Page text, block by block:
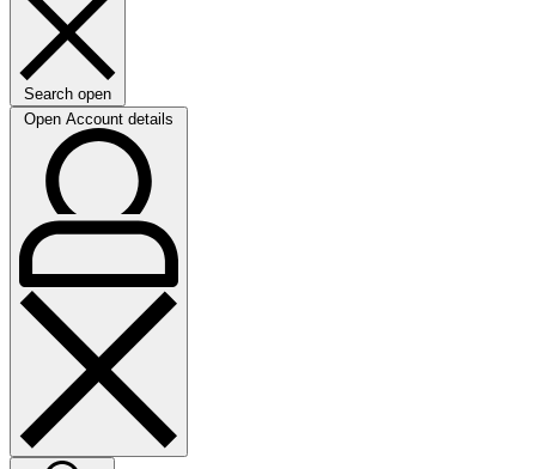
Search open
Open Account details